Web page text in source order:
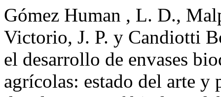
Gómez Human , L. D.,
Victorio, J. P. y Candiotti
el desarrollo de envases
agrícolas: estado del arte y